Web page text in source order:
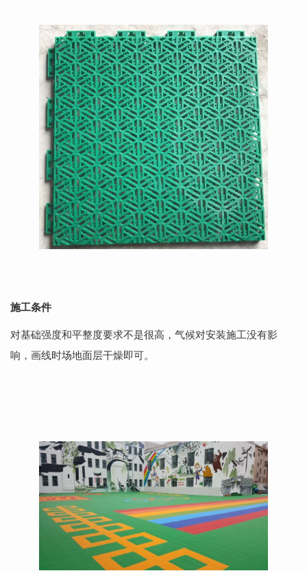
施工条件
对基础强度和平整度要求不是很高，气候对安装施工没有影
响，画线时场地面层干燥即可。